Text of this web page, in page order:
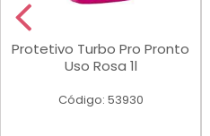
Protetivo Turbo Pro Pronto
Uso Rosa 1l
Código: 53930